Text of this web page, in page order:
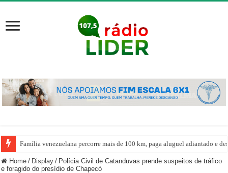
Família venezuelana percorre mais de 100 km, paga aluguel adiantado e
Home / Display / Polícia Civil de Catanduvas prende suspeitos de tráfico
e foragido do presídio de Chapecó